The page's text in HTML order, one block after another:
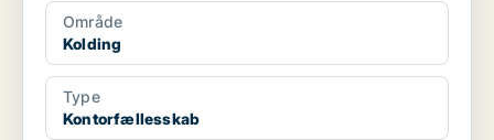
Område
Kolding
Type
Kontorfællesskab